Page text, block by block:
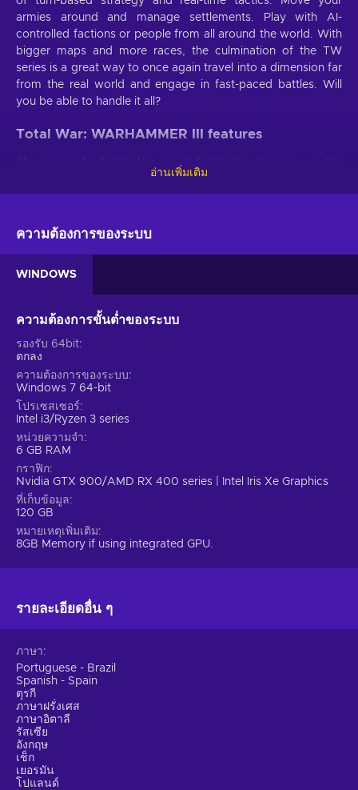
armies around and manage settlements. Play with AI-
controlled factions or people from all around the world. With
bigger maps and more races, the culmination of the TW
series is a great way to once again travel into a dimension far
from the real world and engage in fast-paced battles. Will
you be able to handle it all?
Total War: WARHAMMER III features
doors for many opportunities that make the game
captivating once again:
Multiplayer. The cross-store multiplayer campaign lets
the series, are able to play a combined mega campaign
and use content from all games/DLC in the multiplayer
mode;
Playable races.The main races of the series are now
playable factions;
Grand strategy.
strategy;
Cheap Total War: WARHAMMER 3 price.
Create strategies and conquer the world
Get Total War: Warhammer 3 key and immerse yourself into
The Realm of Chaos, a dimension that the four Ruinous
real-time battles, manage your armies, engage in diplomacy
and conquer territories. The political and economic simulator
ready to use your brain power. Get Total War: Warhammer
Steam key now and prove that you’re the best thinker out
there!
อ่านเพิ่มเติม
ความต้องการของระบบ
WINDOWS
ความต้องการขั้นต่ำของระบบ
รองรับ 64bit
ตกลง
ความต้องการของระบบ
Windows 7 64-bit
โปรเซสเซอร์
Intel i3/Ryzen 3 series
หน่วยความจำ
6 GB RAM
กราฟิก
Nvidia GTX 900/AMD RX 400 series | Intel Iris Xe Graphics
ที่เก็บข้อมูล
120 GB
หมายเหตุเพิ่มเติม
8GB Memory if using integrated GPU.
รายละเอียดอื่น ๆ
ภาษา
Portuguese - Brazil
Spanish - Spain
ตุรกี
ภาษาฝรั่งเศส
ภาษาอิตาลี
รัสเซีย
อังกฤษ
เช็ก
เยอรมัน
โปแลนด์